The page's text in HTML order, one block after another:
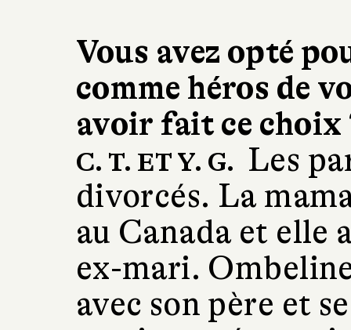
Vous avez opté
comme héros de
avoir fait ce choix
C. T. ET Y. G. Les
divorcés. La
au Canada et elle
ex-mari.
avec son père et